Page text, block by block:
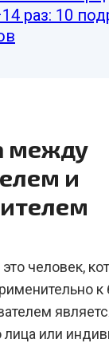
раз: 10
между
и
человек,
к
лица или